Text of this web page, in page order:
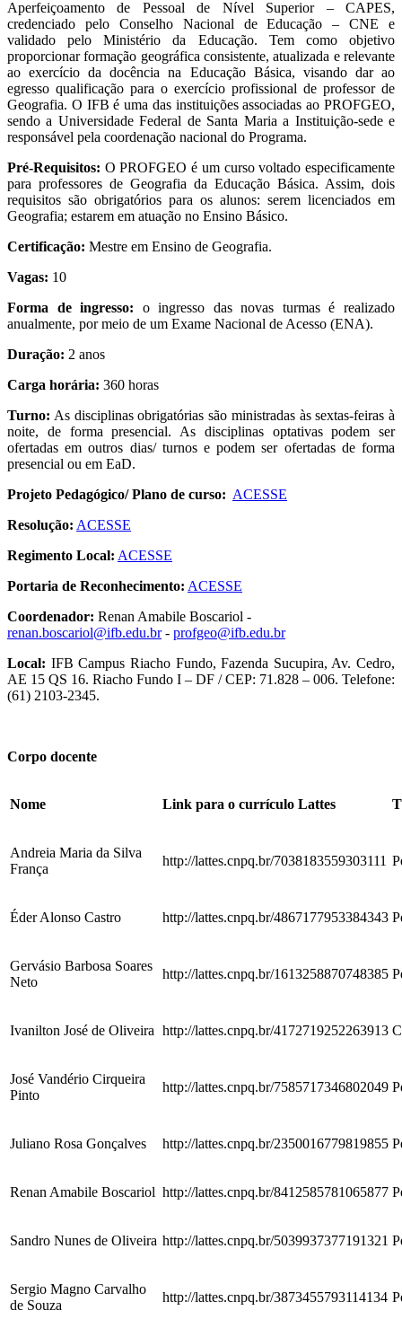
Aperfeiçoamento de Pessoal de Nível Superior – CAPES,
credenciado pelo Conselho Nacional de Educação – CNE e
validado pelo Ministério da Educação. Tem como objetivo
proporcionar formação geográfica consistente, atualizada e relevante
ao exercício da docência na Educação Básica, visando dar ao
egresso qualificação para o exercício profissional de professor de
Geografia. O IFB é uma das instituições associadas ao PROFGEO,
sendo a Universidade Federal de Santa Maria a Instituição-sede e
responsável pela coordenação nacional do Programa.
Pré-Requisitos: O PROFGEO é um curso voltado especificamente
para professores de Geografia da Educação Básica. Assim, dois
requisitos são obrigatórios para os alunos: serem licenciados em
Geografia; estarem em atuação no Ensino Básico.
Certificação: Mestre em Ensino de Geografia.
Vagas: 10
Forma de ingresso: o ingresso das novas turmas é realizado
anualmente, por meio de um Exame Nacional de Acesso (ENA).
Duração: 2 anos
Carga horária: 360 horas
Turno: As disciplinas obrigatórias são ministradas às sextas-feiras à
noite, de forma presencial. As disciplinas optativas podem ser
ofertadas em outros dias/ turnos e podem ser ofertadas de forma
presencial ou em EaD.
Projeto Pedagógico/ Plano de curso: ACESSE
Resolução: ACESSE
Regimento Local: ACESSE
Portaria de Reconhecimento: ACESSE
Coordenador: Renan Amabile Boscariol -
renan.boscariol@ifb.edu.br- profgeo@ifb.edu.br
Local: IFB Campus Riacho Fundo, Fazenda Sucupira, Av. Cedro,
AE 15 QS 16. Riacho Fundo I – DF / CEP: 71.828 – 006. Telefone:
(61) 2103-2345.
Corpo docente
Nome Link para o currículo Lattes
Andreia Maria da Silva
França
http://lattes.cnpq.br/7038183559303111
Éder Alonso Castro http://lattes.cnpq.br/4867177953384343
Gervásio Barbosa Soares
Neto
http://lattes.cnpq.br/1613258870748385
Ivanilton José de Oliveira http://lattes.cnpq.br/4172719252263913
José Vandério Cirqueira
Pinto
http://lattes.cnpq.br/7585717346802049
Juliano Rosa Gonçalves http://lattes.cnpq.br/2350016779819855
Renan Amabile Boscariol http://lattes.cnpq.br/8412585781065877
Sandro Nunes de Oliveira http://lattes.cnpq.br/5039937377191321
Sergio Magno Carvalho
de Souza
http://lattes.cnpq.br/3873455793114134